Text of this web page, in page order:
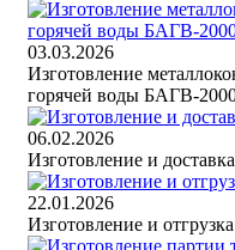
03.03.2026
Изготовление
горячей воды БАГВ-
06.02.2026
Изготовление и
22.01.2026
Изготовление и